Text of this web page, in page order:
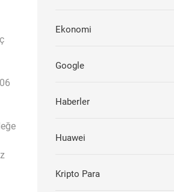
Ekonomi
Google
Haberler
Huawei
Kripto Para